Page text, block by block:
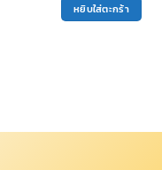
หยิบใส่ตะกร้า